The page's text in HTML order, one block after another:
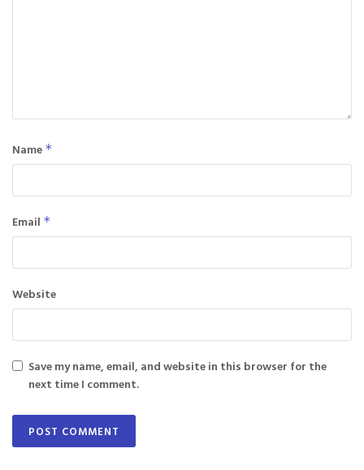
Name *
Email *
Website
Save my name, email, and website in this browser for the
next time I comment.